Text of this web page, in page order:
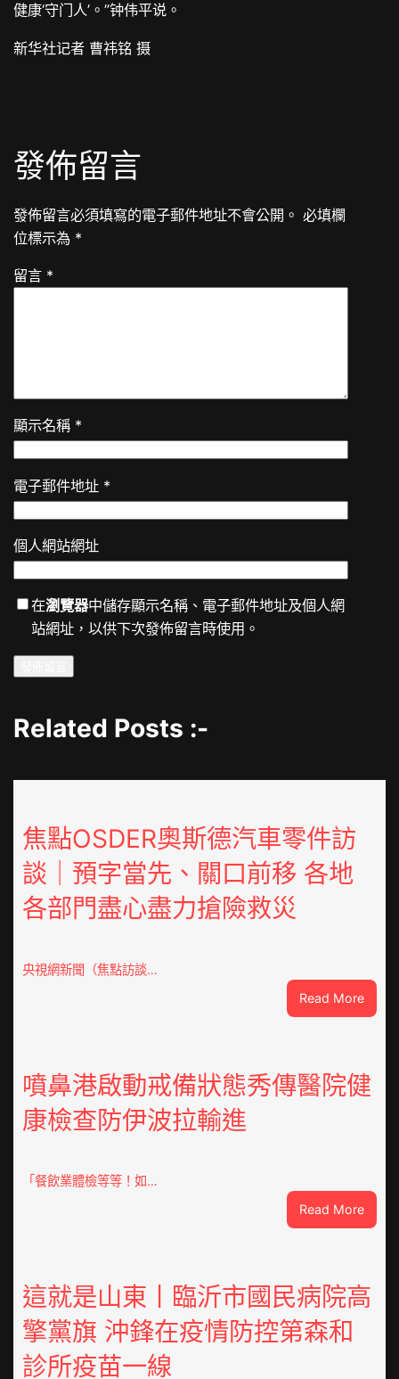
健康‘守门人’。”钟伟平说。
新华社记者 曹祎铭 摄
發佈留言
發佈留言必須填寫的電子郵件地址不會公開。 必填欄
位標示為 *
留言 *
顯示名稱 *
電子郵件地址 *
個人網站網址
在瀏覽器中儲存顯示名稱、電子郵件地址及個人網
站網址，以供下次發佈留言時使用。
Related Posts :-
焦點OSDER奧斯德汽車零件訪
談｜預字當先、關口前移 各地
各部門盡心盡力搶險救災
央視網新聞（焦點訪談…
Read More:
焦
奧
斯
件
訪
談
字
當
噴鼻港啟動戒備狀態秀傳醫院健
康檢查防伊波拉輸進
「餐飲業體檢等等！如…
Read More:
噴
啟
動
這就是山東丨臨沂市國民病院高
擎黨旗 沖鋒在疫情防控第森和
診所疫苗一線